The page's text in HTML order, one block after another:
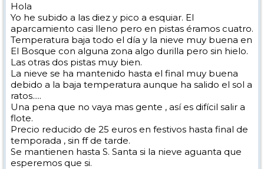
Hola
Yo he subido a las diez y pico a esquiar. El
aparcamiento casi lleno pero en pistas éramos cuatro.
Temperatura baja todo el día y la nieve muy buena en
El Bosque con alguna zona algo durilla pero sin hielo.
Las otras dos pistas muy bien.
La nieve se ha mantenido hasta el final muy buena
debido a la baja temperatura aunque ha salido el sol a
ratos.....
Una pena que no vaya mas gente , así es difícil salir a
flote.
Precio reducido de 25 euros en festivos hasta final de
temporada , sin ff de tarde.
Se mantienen hasta S. Santa si la nieve aguanta que
esperemos que si.